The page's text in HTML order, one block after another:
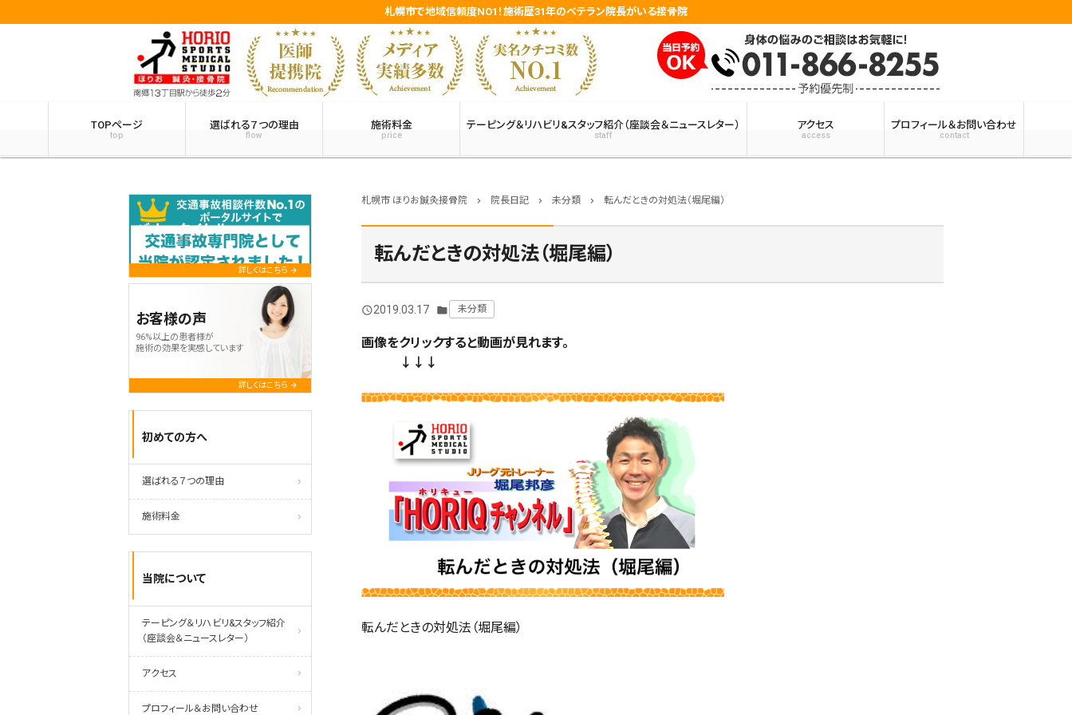
札幌市で地域信頼度NO1！施術歴31年のベテラン院長がいる接骨院
TOPページ
top
選ばれる７つの理由
flow
施術料金
price
テーピング＆リハビリ&スタッフ紹介（座談会＆ニュースレター）
staff
アクセス
access
プロフィール＆お問い合わせ
contact
札幌市 ほりお鍼灸接骨院 chevron_right 院長日記 chevron_right 未分類 chevron_right 転んだときの対処法（堀尾編）
転んだときの対処法（堀尾編）
query_builder2019.03.17 folder 未分類
画像をクリックすると動画が見れます。
↓↓↓
転んだときの対処法（堀尾編）
バナータイトル
詳しくはこちら
お客様の声
96%以上の患者様が
施術の効果を実感しています
詳しくはこちら
初めての方へ
選ばれる７つの理由
施術料金
当院について
テーピング＆リハビリ&スタッフ紹介
（座談会＆ニュースレター）
アクセス
プロフィール＆お問い合わせ